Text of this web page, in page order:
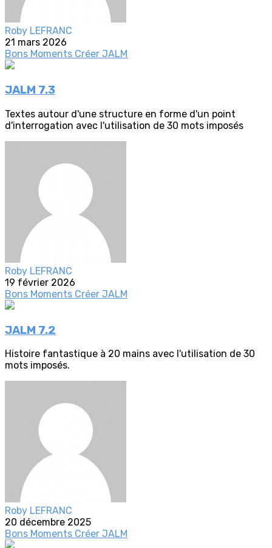
Roby LEFRANC
21 mars 2026
Bons Moments Créer JALM
JALM 7.3
Textes autour d'une structure en forme d'un point
d'interrogation avec l'utilisation de 30 mots imposés
Roby LEFRANC
19 février 2026
Bons Moments Créer JALM
JALM 7.2
Histoire fantastique à 20 mains avec l'utilisation de 30
mots imposés.
Roby LEFRANC
20 décembre 2025
Bons Moments Créer JALM